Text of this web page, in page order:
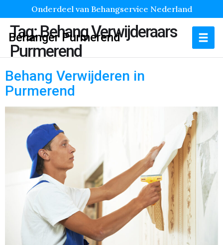
Onderdeel van Behangservice Nederland
Behanger Purmerend
Tag:Behang Verwijderaars
Purmerend
Behang Verwijderen in
Purmerend